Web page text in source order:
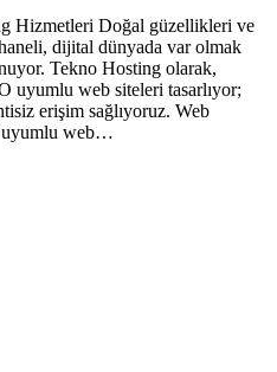
Hizmetleri Doğal güzellikleri ve
dijital dünyada var olmak
Tekno Hosting olarak,
uyumlu web siteleri tasarlıyor;
erişim sağlıyoruz. Web
uyumlu web…